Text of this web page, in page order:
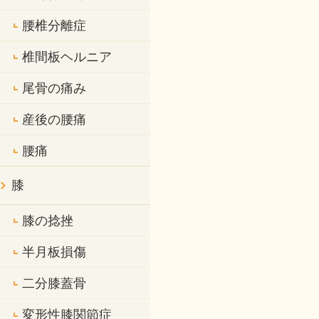
腰椎分離症
椎間板ヘルニア
尾骨の痛み
産後の腰痛
腰痛
膝
膝の捻挫
半月板損傷
二分膝蓋骨
変形性膝関節症